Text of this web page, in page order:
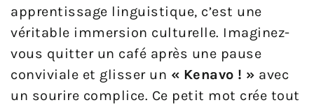
apprentissage linguistique, c’est une
véritable immersion culturelle. Imaginez-
vous quitter un café après une pause
conviviale et glisser un « Kenavo ! » avec
un sourire complice. Ce petit mot crée tout